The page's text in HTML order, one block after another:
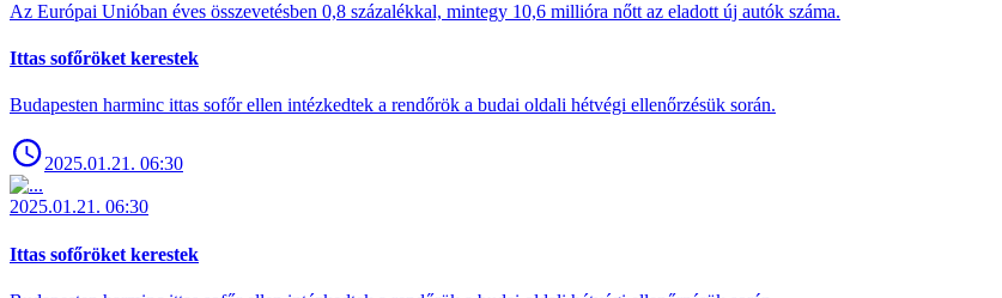
Az Európai Unióban éves összevetésben 0,8 százalékkal, mintegy 10,6 millióra nőtt az eladott új autók száma.
Ittas sofőröket kerestek
Budapesten harminc ittas sofőr ellen intézkedtek a rendőrök a budai oldali hétvégi ellenőrzésük során.
2025.01.21. 06:30
2025.01.21. 06:30
Ittas sofőröket kerestek